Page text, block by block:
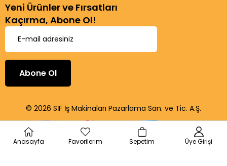
Yeni Ürünler ve Fırsatları
Kaçırma, Abone Ol!
Abone Ol
© 2026 SİF İş Makinaları Pazarlama San. ve Tic. A.Ş.
Anasayfa Favorilerim Sepetim Üye Girişi